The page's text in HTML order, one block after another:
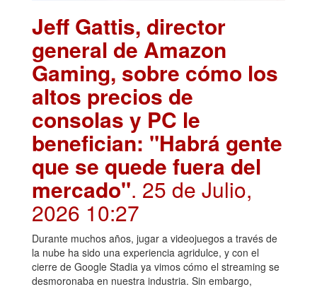
Jeff Gattis, director
general de Amazon
Gaming, sobre cómo los
altos precios de
consolas y PC le
benefician: "Habrá gente
que se quede fuera del
mercado". 25 de Julio,
2026 10:27
Durante muchos años, jugar a videojuegos a través de
la nube ha sido una experiencia agridulce, y con el
cierre de Google Stadia ya vimos cómo el streaming se
desmoronaba en nuestra industria. Sin embargo,